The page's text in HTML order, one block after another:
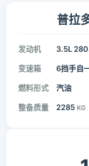
普拉
发动机 3.5L
变速箱 6挡手自
燃料形式 汽油
整备质量 2285 KG